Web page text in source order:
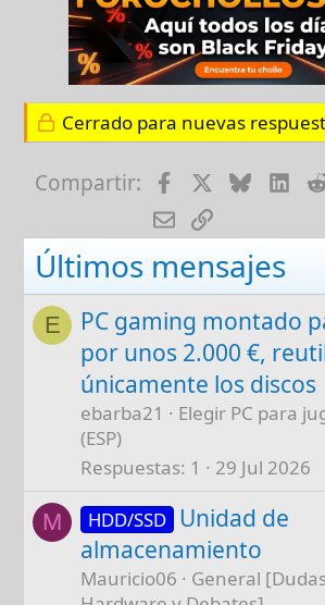
Cerrado para nuevas
Compartir: FacebookBluesky
E-mailEnlace
Últimos mensajes
E
PC gaming montado
por unos 2.000 €,
únicamente los discos
ebarba21
Elegir PC para
(ESP)
Respuestas 1 29 Jul 2026
M HDD/SSD Unidad de
almacenamiento
Mauricio06
General